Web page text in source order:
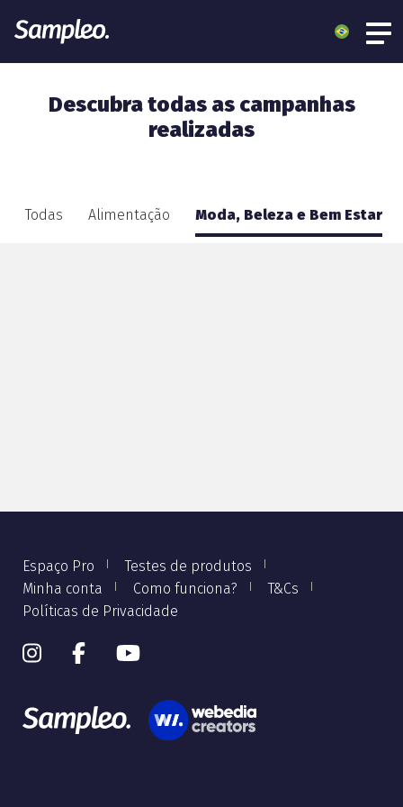
Descubra todas as campanhas
realizadas
Todas Alimentação Moda, Beleza e Bem Estar
Espaço Pro
Testes de produtos
Minha conta
Como funciona?
T&Cs
Políticas de Privacidade